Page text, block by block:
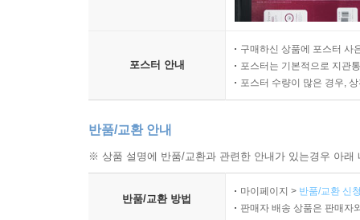
포스터 안내
구매하신 상품에 포스터 사
포스터는 기본적으로 지관
포스터 수량이 많은 경우,
반품/교환 안내
※ 상품 설명에 반품/교환과 관련한 안내가 있는경우 아
반품/교환 방법
마이페이지 > 반품/교환 신
판매자 배송 상품은 판매자